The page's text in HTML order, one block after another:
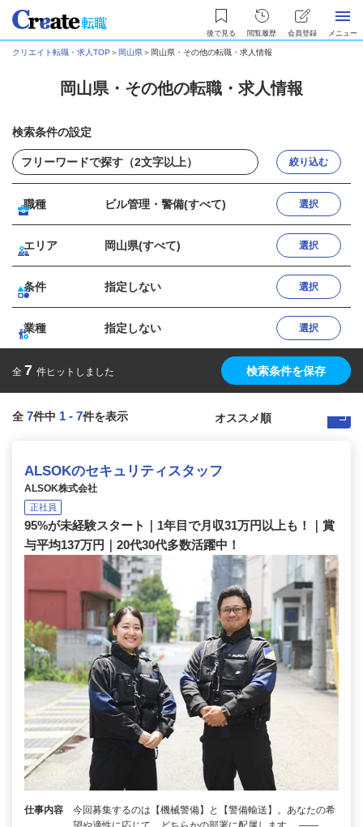
後で見る 閲覧履歴 会員登録 メニュー
クリエイト転職・求人TOP ＞ 岡山県＞ 岡山県・その他の転職・求人情報
岡山県・その他の転職・求人情報
検索条件の設定
絞り込む
職種 ビル管理・警備(すべて) 選択
エリア 岡山県(すべて) 選択
条件 指定しない 選択
業種 指定しない 選択
全 7 件ヒットしました 検索条件を保存
全 7件中 1 - 7件を表示
ALSOKのセキュリティスタッフ
ALSOK株式会社
正社員
95%が未経験スタート｜1年目で月収31万円以上も！｜賞
与平均137万円｜20代30代多数活躍中！
仕事内容
今回募集するのは【機械警備】と【警備輸送】。あなたの希